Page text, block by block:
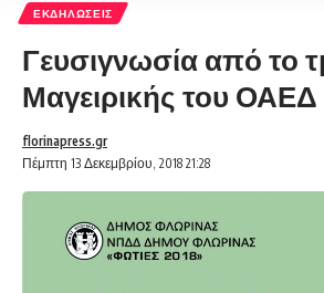
ΕΚΔΗΛΏΣΕΙΣ
Γευσιγνωσία από το
Μαγειρικής του
Πέμπτη 13 Δεκεμβρίου, 2018 21:28
florinapress.gr